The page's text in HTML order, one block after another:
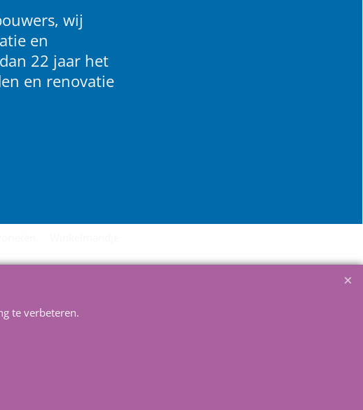
wij
en
22 jaar het
en renovatie
te verbeteren.